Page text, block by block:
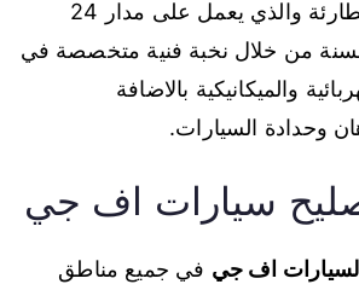
مركز المساعدة الطارئة والذي يعمل على مدار 24
من خلال نخبة فنية متخصصة في
والميكانيكية بالاضافة
وحدادة السيارات.
سيارات اف جي
لسيارات اف جي في جميع مناطق